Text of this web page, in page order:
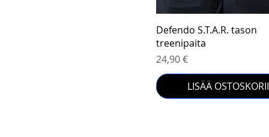
Pikakatselu
Defendo S.T.A.R. tason
treenipaita
Hinta
24,90 €
LISÄÄ